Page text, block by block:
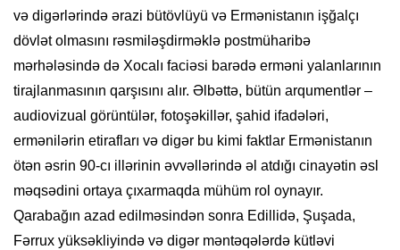
və digərlərində ərazi bütövlüyü və Ermənistanın işğalçı
dövlət olmasını rəsmiləşdirməklə postmüharibə
mərhələsində də Xocalı faciəsi barədə erməni yalanlarının
tirajlanmasının qarşısını alır. Əlbəttə, bütün arqumentlər –
audiovizual görüntülər, fotoşəkillər, şahid ifadələri,
ermənilərin etirafları və digər bu kimi faktlar Ermənistanın
ötən əsrin 90-cı illərinin əvvəllərində əl atdığı cinayətin əsl
məqsədini ortaya çıxarmaqda mühüm rol oynayır.
Qarabağın azad edilməsindən sonra Edillidə, Şuşada,
Fərrux yüksəkliyində və digər məntəqələrdə kütləvi